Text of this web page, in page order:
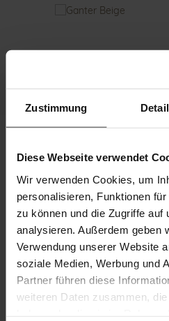
Zustimmung
Diese Webseite verwendet
Wir verwenden Cookies, um
personalisieren, Funktionen
zu können und die Zugriffe auf
analysieren. Außerdem geben
Verwendung unserer Website
soziale Medien, Werbung und
Partner führen diese
weiteren Daten zusammen,
€35.00